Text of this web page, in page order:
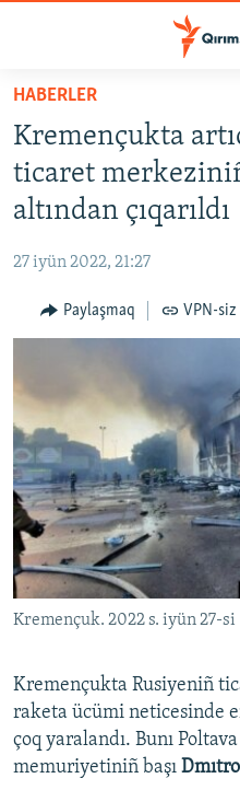
Esas
qaytmaq
Baş
navigatsiyağa
qaytmaq
Qıdıruvğa
qaytmaq
İQTİSADİYAT
MEDENİYET
İNSAN AQLARI
SÜRET
BLOGLAR
FİKİR
Русский
Українською
QOŞULIÑIZ!
RFE/RS bütün saytları
HABERLER
Kremençukta
ticaret
altından çıqarıldı
27 iyün 2022, 21:27
Paylaşmaq VPN-siz
Kremençuk. 2022 s. iyün 27-si
Kremençukta Rusiyeniñ
raketa ücümi neticesinde
çoq yaralandı. Bunı
memuriyetiniñ başı